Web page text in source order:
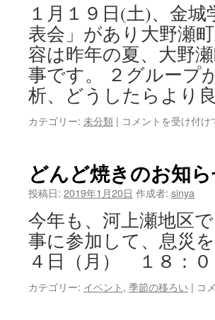
キ
ッ
プ
１月１９日(土)、金
表会」があり大野瀬
容は昨年の夏、大野
事です。 ２グループ
析、どうしたらより
カテゴリー: 未分類 | 金
大
学
山
体
験
発
コメントを受け付け
どんど焼きのお知
投稿日: 2019年1月20日 作成者: sinya
今年も、河上瀬地区
事に参加して、息災
４日（月） １８：０
カテゴリー: イベント, 季節の移ろい | ど
コ